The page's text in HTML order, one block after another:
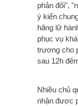
phản đối",
ý kiến
hãng lữ
phục vụ
trương cho
sau 12h
Nhiều chủ
nhận được